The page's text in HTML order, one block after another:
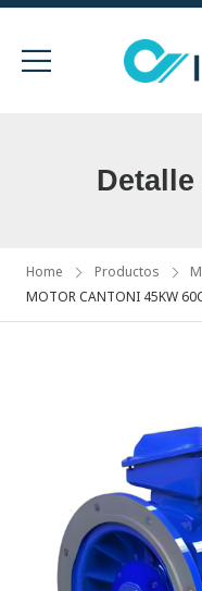
Home Productos
MOTOR CANTONI 45KW